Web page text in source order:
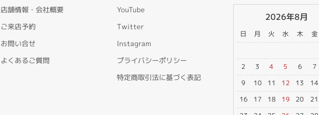
店舗情報・会社概要
ご来店予約
お問い合せ
よくあるご質問
YouTube
Twitter
Instagram
プライバシーポリシー
特定商取引法に基づく表記
2026年8月
日 月 火 水 木 金
2
3 4 5 6 7
9
10 11 12 13 14
16
17 18 19 20 21